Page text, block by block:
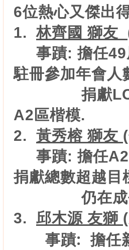
6位熱心又傑出
1.林齊國 獅友
事蹟: 擔任49
駐冊參加年會人
捐獻LCIF個
A2區楷模.
2. 黃秀榕 獅友
事蹟: 擔任A2
捐獻總數超越目
仍在成
3. 邱木源 友獅
事蹟: 擔任